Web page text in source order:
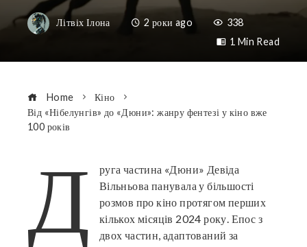
Літвіх Ілона 2 роки ago
338
1 Min Read
Home
Кіно
Від «Нібелунгів» до «Дюни»: жанру фентезі у кіно вже
100 років
Д
руга частина «Дюни» Девіда
Вільньова панувала у більшості
розмов про кіно протягом перших
кількох місяців 2024 року. Епос з
двох частин, адаптований за